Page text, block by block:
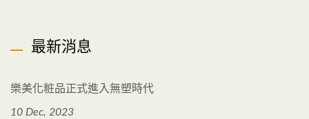
最新消息
樂美化粧品正式進入無塑時代
10 Dec, 2023